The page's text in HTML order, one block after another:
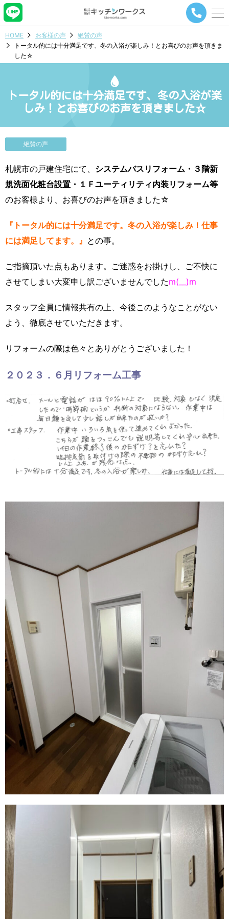
メ
ー
ビ
シ
ョ
タ
HOME お客様の声
絶賛の声
トータル的には十分満足です、冬の入浴が楽しみ！とお喜びのお声を頂きま
した☆
トータル的には十分満足です、冬の入浴が楽
しみ！とお喜びのお声を頂きました☆
絶賛の声
札幌市の戸建住宅にて、 システムバスリフォーム・３階新
規洗面化粧台設置・１Ｆユーティリティ内装リフォーム等
のお客様より、お喜びのお声を頂きました☆
『トータル的には十分満足です。冬の入浴が楽しみ！仕事
には満足してます。』 との事。
ご指摘頂いた点もあります。ご迷惑をお掛けし、ご不快に
させてしまい大変申し訳ございませんでしたm(__)m
スタッフ全員に情報共有の上、今後このようなことがない
よう、徹底させていただきます。
リフォームの際は色々とありがとうございました！
２０２３．６月リフォーム工事